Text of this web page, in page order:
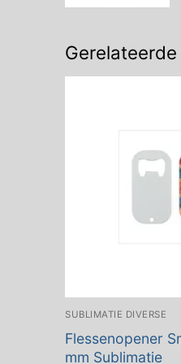
SUBLIMATIE DIVERSE
Flessenopener
mm Sublimatie